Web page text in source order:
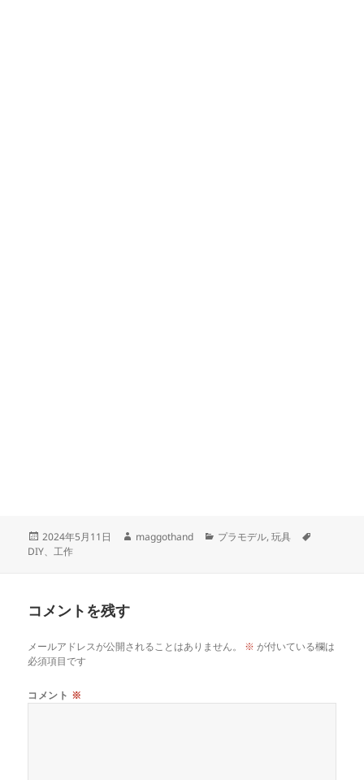
投
稿
2024年5月11日
作
maggothand
カ
プラモデル,玩具
DIY、工作
コメントを残す
メールアドレスが公開されることはありません。 ※ が付いている欄は
必須項目です
コメント ※